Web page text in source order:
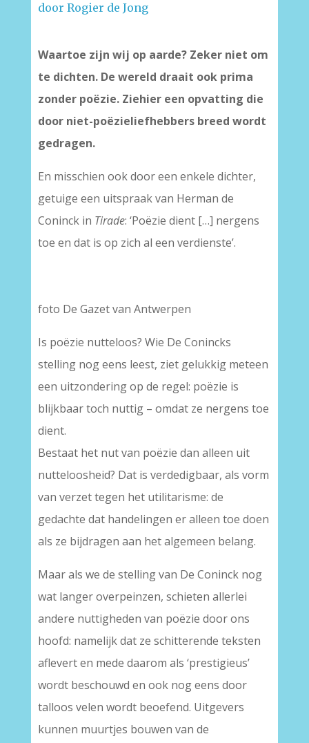
door Rogier de Jong
Waartoe zijn wij op aarde? Zeker niet om
te dichten. De wereld draait ook prima
zonder poëzie. Ziehier een opvatting die
door niet-poëzieliefhebbers breed wordt
gedragen.
En misschien ook door een enkele dichter,
getuige een uitspraak van Herman de
Coninck in Tirade: ‘Poëzie dient […] nergens
toe en dat is op zich al een verdienste’.
foto De Gazet van Antwerpen
Is poëzie nutteloos? Wie De Conincks
stelling nog eens leest, ziet gelukkig meteen
een uitzondering op de regel: poëzie is
blijkbaar toch nuttig – omdat ze nergens toe
dient.
Bestaat het nut van poëzie dan alleen uit
nutteloosheid? Dat is verdedigbaar, als vorm
van verzet tegen het utilitarisme: de
gedachte dat handelingen er alleen toe doen
als ze bijdragen aan het algemeen belang.
Maar als we de stelling van De Coninck nog
wat langer overpeinzen, schieten allerlei
andere nuttigheden van poëzie door ons
hoofd: namelijk dat ze schitterende teksten
aflevert en mede daarom als ‘prestigieus’
wordt beschouwd en ook nog eens door
talloos velen wordt beoefend. Uitgevers
kunnen muurtjes bouwen van de